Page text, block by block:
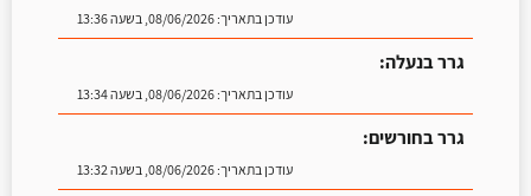
עודכן בתאריך:08/06/2026, בשעה 13:36
גרר בנעלה:
עודכן בתאריך:08/06/2026, בשעה 13:34
גרר בחורשים:
עודכן בתאריך:08/06/2026, בשעה 13:32